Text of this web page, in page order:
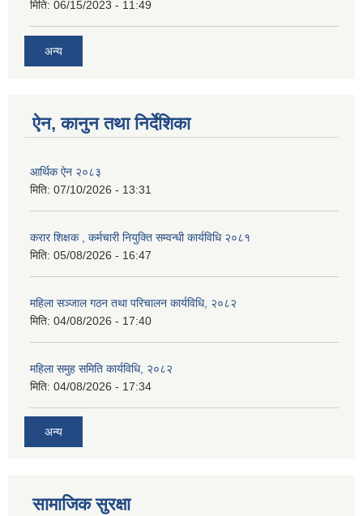
मिति: 06/15/2023 - 11:49
अन्य
ऐन, कानुन तथा निर्देशिका
आर्थिक ऐन २०८३
मिति: 07/10/2026 - 13:31
करार शिक्षक , कर्मचारी नियुक्ति सम्वन्धी कार्यविधि २०८१
मिति: 05/08/2026 - 16:47
महिला सञ्जाल गठन तथा परिचालन कार्यविधि, २०८२
मिति: 04/08/2026 - 17:40
महिला समुह समिति कार्यविधि, २०८२
मिति: 04/08/2026 - 17:34
अन्य
सामाजिक सुरक्षा